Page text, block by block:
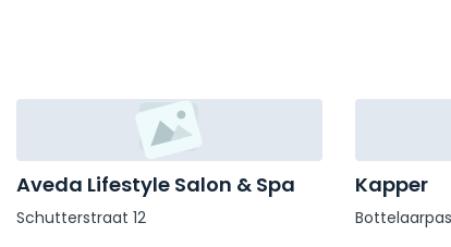
Aveda Lifestyle Salon & Spa
Schutterstraat 12
Kapper